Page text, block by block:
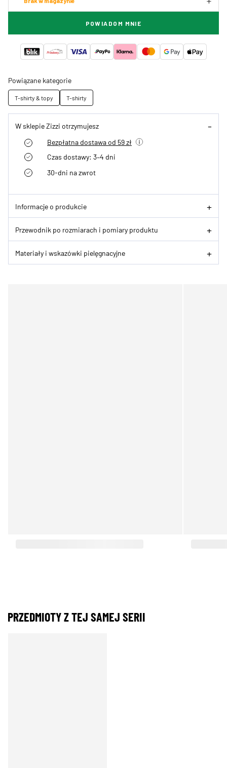
POWIADOM MNIE
Powiązane kategorie
T-shirty & topy T-shirty
W sklepie Zizzi otrzymujesz
Bezpłatna dostawa od 59 zł
Czas dostawy: 3–4 dni
30-dni na zwrot
Informacje o produkcie
Przewodnik po rozmiarach i pomiary produktu
Materiały i wskazówki pielęgnacyjne
PRZEDMIOTY Z TEJ SAMEJ SERII